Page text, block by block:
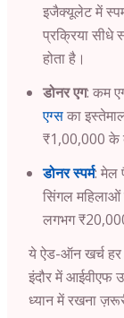
इजैक्यूलेट में
प्रक्रिया सीधे
होता है।
डोनर एग: कम
एग्सका
₹1,00,000 के
डोनर स्पर्म: मेल
सिंगल
लगभग
ये ऐड-ऑन खर्च हर
इंदौरमें आईवीएफ
ध्यान में रखना